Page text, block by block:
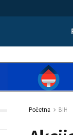
Početna BIH